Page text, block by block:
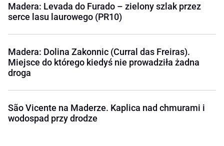
Madera: Levada do Furado – zielony szlak przez
serce lasu laurowego (PR10)
Madera: Dolina Zakonnic (Curral das Freiras).
Miejsce do którego kiedyś nie prowadziła żadna
droga
São Vicente na Maderze. Kaplica nad chmurami i
wodospad przy drodze